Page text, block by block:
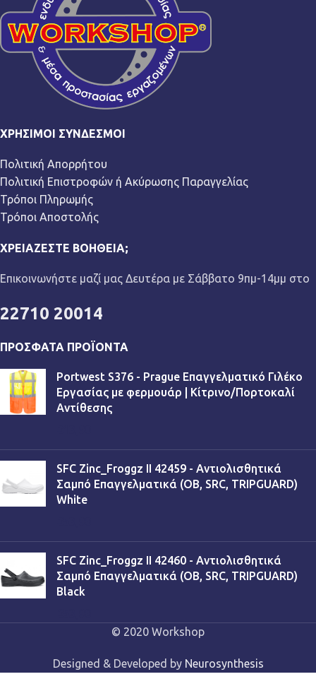
ΧΡΉΣΙΜΟΙ ΣΎΝΔΕΣΜΟΙ
Πολιτική Απορρήτου
Πολιτική Επιστροφών ή Ακύρωσης Παραγγελίας
Τρόποι Πληρωμής
Τρόποι Αποστολής
ΧΡΕΙΆΖΕΣΤΕ ΒΟΉΘΕΙΑ;
Επικοινωνήστε μαζί μας Δευτέρα με Σάββατο 9πμ-14μμ στο
22710 20014
ΠΡΌΣΦΑΤΑ ΠΡΟΪΌΝΤΑ
Portwest S376 - Prague Επαγγελματικό Γιλέκο
Εργασίας με φερμουάρ | Κίτρινο/Πορτοκαλί
Αντίθεσης
SFC Zinc_Froggz II 42459 - Αντιολισθητικά
Σαμπό Επαγγελματικά (OB, SRC, TRIPGUARD)
White
SFC Zinc_Froggz II 42460 - Αντιολισθητικά
Σαμπό Επαγγελματικά (OB, SRC, TRIPGUARD)
Black
© 2020 Workshop
Designed & Developed by Neurosynthesis